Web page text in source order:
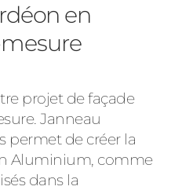
en
projet de façade
Janneau
permet de créer la
Aluminium, comme
dans la